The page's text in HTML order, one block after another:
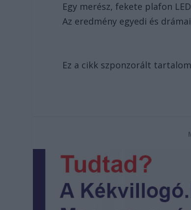
Egy merész, fekete plafon
Az eredmény egyedi és
Ez a cikk szponzorált